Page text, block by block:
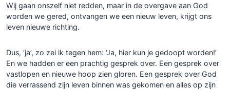
Wij gaan onszelf niet redden, maar in de overgave aan God
worden we gered, ontvangen we een nieuw leven, krijgt ons
leven nieuwe richting.
Dus, ‘ja’, zo zei ik tegen hem: ‘Ja, hier kun je gedoopt worden!’
En we hadden er een prachtig gesprek over. Een gesprek over
vastlopen en nieuwe hoop zien gloren. Een gesprek over God
die verrassend zijn leven binnen was gekomen en alles op zijn